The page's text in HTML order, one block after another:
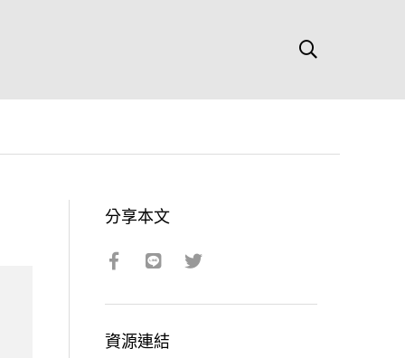
分享本文
資源連結